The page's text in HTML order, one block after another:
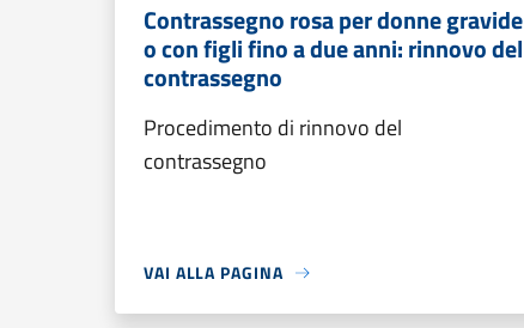
Contrassegno rosa per donne gravide
o con figli fino a due anni: rinnovo del
contrassegno
Procedimento di rinnovo del
contrassegno
VAI ALLA PAGINA